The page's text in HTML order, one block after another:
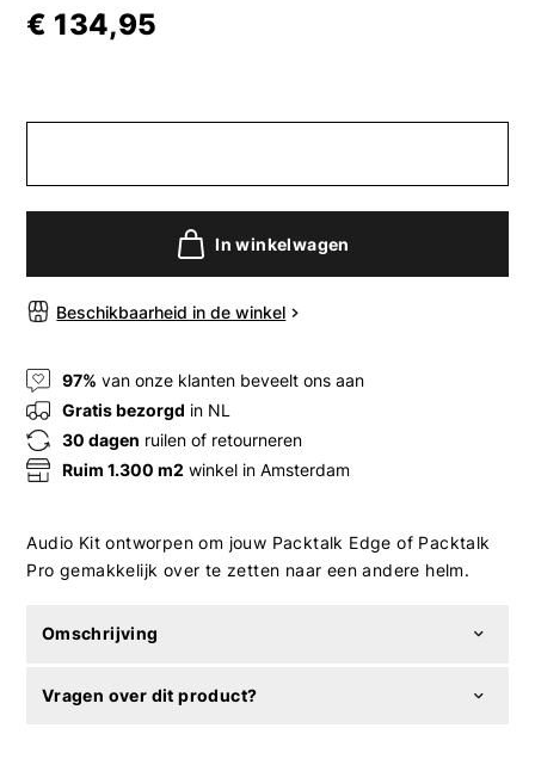
€ 134,95
In winkelwagen
Beschikbaarheid in de winkel
97% van onze klanten beveelt ons aan
Gratis bezorgd in NL
30 dagen ruilen of retourneren
Ruim 1.300 m2 winkel in Amsterdam
Audio Kit ontworpen om jouw Packtalk Edge of Packtalk
Pro gemakkelijk over te zetten naar een andere helm.
Omschrijving
Vragen over dit product?